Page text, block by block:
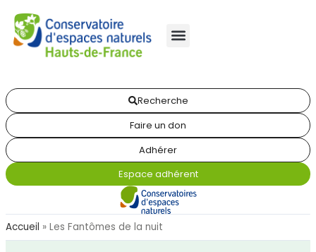
Recherche
Faire un don
Adhérer
Espace adhérent
Accueil » Les Fantômes de la nuit